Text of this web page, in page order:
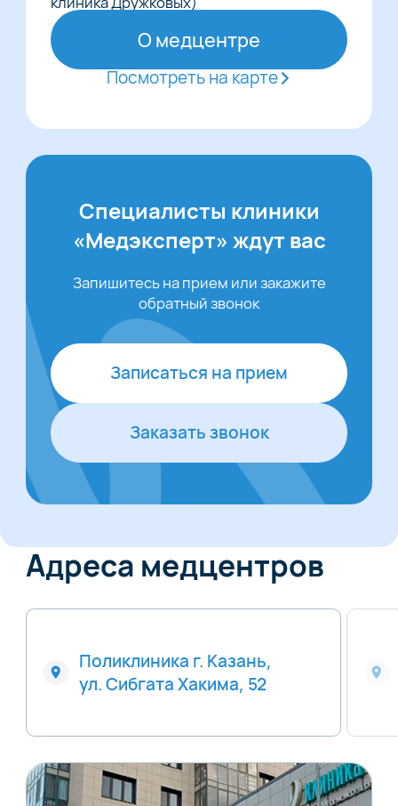
О медцентре
Посмотреть на карте
Специалисты клиники
«Медэксперт» ждут вас
Запишитесь на прием или закажите
обратный звонок
Записаться на прием
Заказать звонок
Адреса медцентров
Поликлиника г. Казань,
ул. Сибгата Хакима, 52